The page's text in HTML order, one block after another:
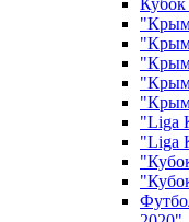
"Liga
"Liga